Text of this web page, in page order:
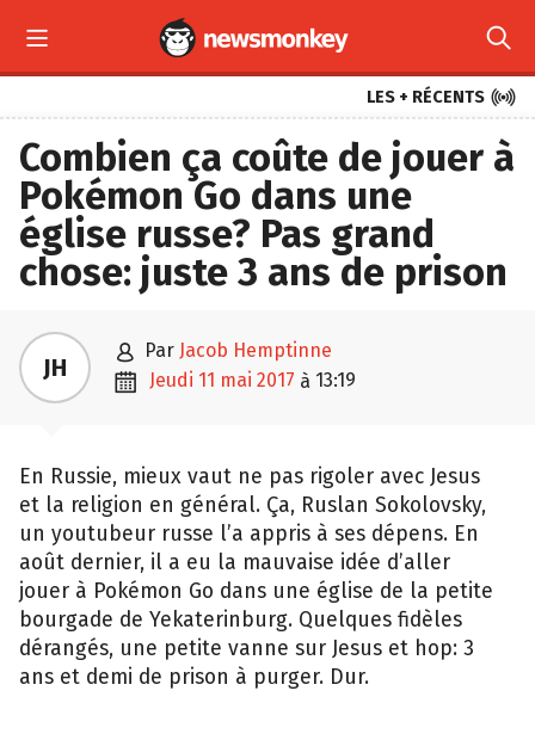
 
LES + RÉCENTS 
Combien ça coûte de jouer à
Pokémon Go dans une
église russe? Pas grand
chose: juste 3 ans de prison
JH  par Jacob Hemptinne
 jeudi 11 mai 2017 à 13:19
En Russie, mieux vaut ne pas rigoler avec Jesus
et la religion en général. Ça, Ruslan Sokolovsky,
un youtubeur russe l’a appris à ses dépens. En
août dernier, il a eu la mauvaise idée d’aller
jouer à Pokémon Go dans une église de la petite
bourgade de Yekaterinburg. Quelques fidèles
dérangés, une petite vanne sur Jesus et hop: 3
ans et demi de prison à purger. Dur.